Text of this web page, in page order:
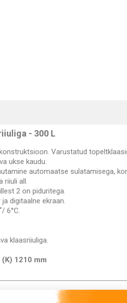
- 300 L
Varustatud
ukse kaudu.
automaatse sulatamisega,
riiuli all.
2 on piduritega.
digitaalne ekraan.
6°C.
klaasriiuliga.
1210 mm